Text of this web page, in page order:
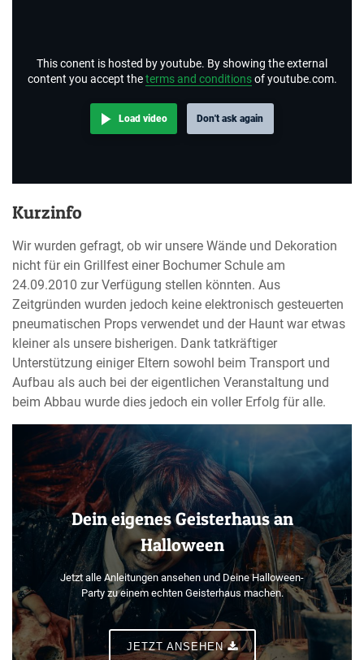
This conent is hosted by youtube. By showing the external
content you accept theterms and conditionsof youtube.com.
Load video Don't ask again
Kurzinfo
Wir wurden gefragt, ob wir unsere Wände und Dekoration
nicht für ein Grillfest einer Bochumer Schule am
24.09.2010 zur Verfügung stellen könnten. Aus
Zeitgründen wurden jedoch keine elektronisch gesteuerten
pneumatischen Props verwendet und der Haunt war etwas
kleiner als unsere bisherigen. Dank tatkräftiger
Unterstützung einiger Eltern sowohl beim Transport und
Aufbau als auch bei der eigentlichen Veranstaltung und
beim Abbau wurde dies jedoch ein voller Erfolg für alle.
Dein eigenes Geisterhaus an
Halloween
Jetzt alle Anleitungen ansehen und Deine Halloween-
Party zu einem echten Geisterhaus machen.
JETZT ANSEHEN